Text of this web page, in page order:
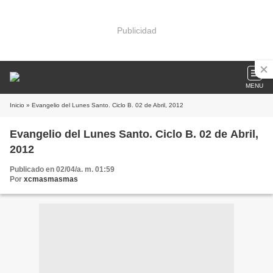
Publicidad
MENU
Inicio » Evangelio del Lunes Santo. Ciclo B. 02 de Abril, 2012
Evangelio del Lunes Santo. Ciclo B. 02 de Abril,
2012
Publicado en 02/04/a. m. 01:59
Por xcmasmasmas